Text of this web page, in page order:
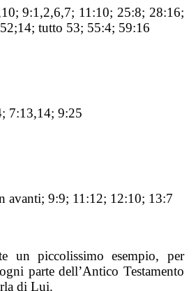
9:1,2,6,7; 11:10; 25:8; 28:16;
tutto 53; 55:4; 59:16
7:13,14; 9:25
avanti; 9:9; 11:12; 12:10; 13:7
un piccolissimo esempio, per
parte dell’Antico Testamento
di Lui.